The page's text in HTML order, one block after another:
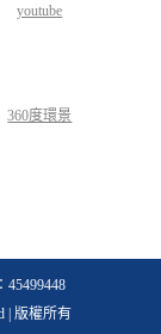
youtube
360度環景
| 版權所有